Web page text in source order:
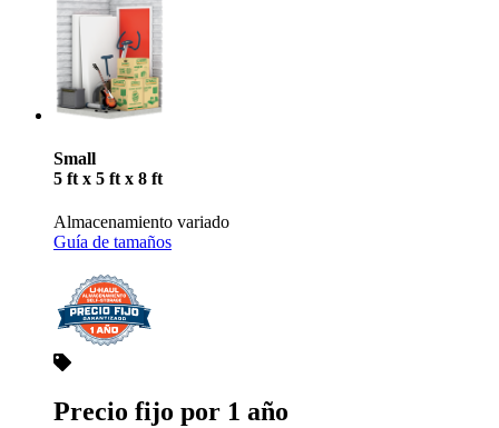
Small
5 ft x 5 ft x 8 ft
Almacenamiento variado
Guía de tamaños
Precio fijo por 1 año